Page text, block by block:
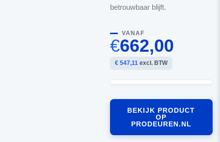
betrouwbaar blijft.
VANAF
€662,00
€ 547,11excl. BTW
BEKIJK PRODUCT
OP
PRODEUREN.NL